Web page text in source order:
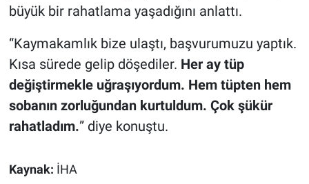
büyük bir rahatlama yaşadığını anlattı.
“Kaymakamlık bize ulaştı, başvurumuzu yaptık.
Kısa sürede gelip döşediler. Her ay tüp
değiştirmekle uğraşıyordum. Hem tüpten hem
sobanın zorluğundan kurtuldum. Çok şükür
rahatladım.” diye konuştu.
Kaynak: İHA